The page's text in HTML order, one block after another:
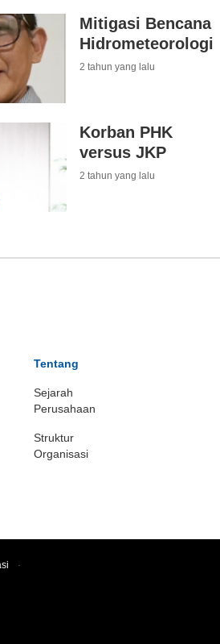
Mitigasi Bencana
Hidrometeorologi
2 tahun yang lalu
Korban PHK
versus JKP
2 tahun yang lalu
Tentang
Sejarah
Perusahaan
Struktur
Organisasi
·